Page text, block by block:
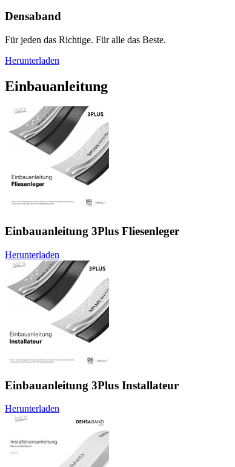
Densaband
Für jeden das Richtige. Für alle das Beste.
Herunterladen
Einbauanleitung
Einbauanleitung 3Plus Fliesenleger
Herunterladen
Einbauanleitung 3Plus Installateur
Herunterladen